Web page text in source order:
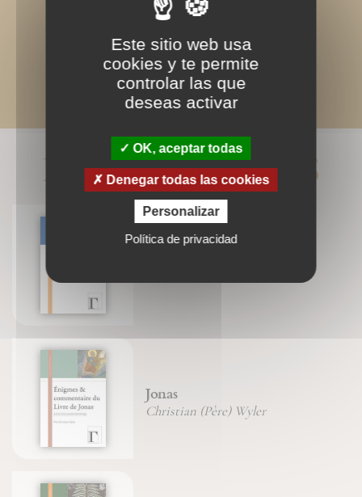
LIVRES ASSOCIÉS
Jonas
Christian (Père) Wyler
Este sitio web usa
cookies y te permite
controlar las que
deseas activar
OK, aceptar todas
Denegar todas las cookies
Personalizar
Política de privacidad